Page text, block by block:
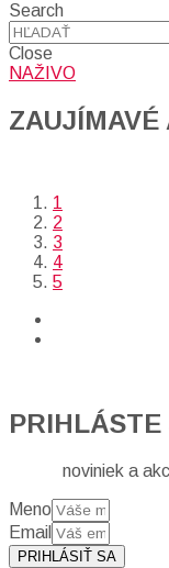
Search
Close
NAŽIVO
ZAUJÍMAVÉ
1
2
3
4
5
PRIHLÁSTE
noviniek a
Meno
Email
PRIHLÁSIŤ SA